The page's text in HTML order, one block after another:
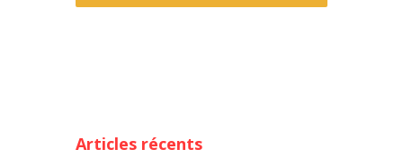
Articles récents